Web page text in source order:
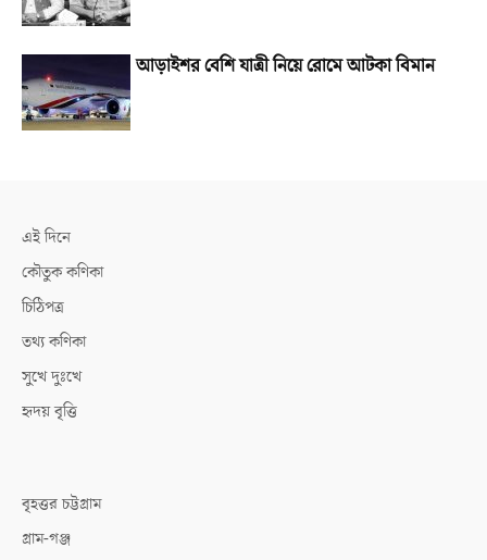
আড়াইশর বেশি যাত্রী নিয়ে রোমে আটকা বিমান
এই দিনে
কৌতুক কণিকা
চিঠিপত্র
তথ্য কণিকা
সুখে দুঃখে
হৃদয় বৃত্তি
বৃহত্তর চট্টগ্রাম
গ্রাম-গঞ্জ